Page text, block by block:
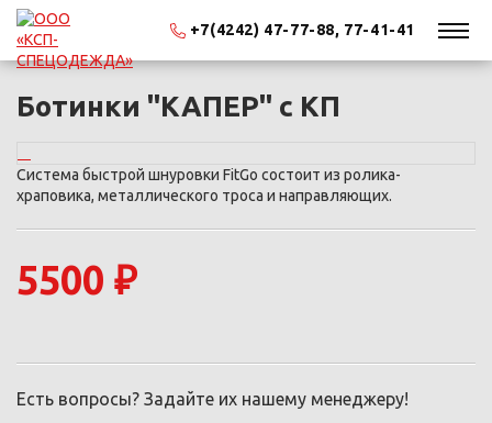
+7(4242) 47-77-88, 77-41-41
Ботинки "КАПЕР" с КП
Система быстрой шнуровки FitGo состоит из ролика-
храповика, металлического троса и направляющих.
5500 ₽
Есть вопросы? Задайте их нашему менеджеру!